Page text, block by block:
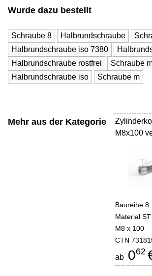
Wurde dazu bestellt
Schraube 8 Halbrundschraube
Halbrundschraube iso 7380
Halbrundschraube rostfrei
Schraube
Halbrundschraube iso
Schraube m
Mehr aus der Kategorie
M8x100
-
Baureihe 8
Material
M8 x 100
CTN
ab 062